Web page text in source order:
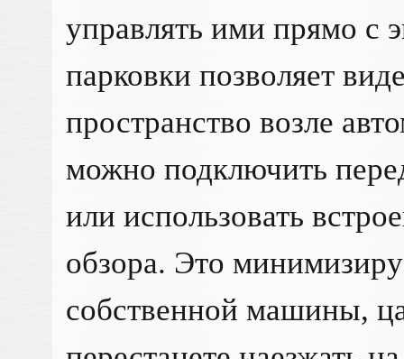
управлять ими прямо с
парковки позволяет
пространство возле
можно подключить
или использовать
обзора. Это
собственной машины,